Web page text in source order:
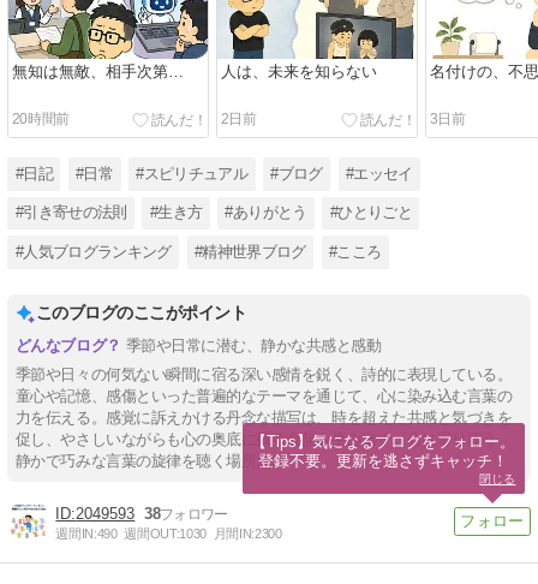
無知は無敵、相手次第…
20時間前
人は、未来を知らない
2日前
名付けの、不
3日前
#日記 #日常 #スピリチュアル #ブログ #エッセイ
#引き寄せの法則 #生き方 #ありがとう #ひとりごと
#人気ブログランキング #精神世界ブログ #こころ
このブログのここがポイント
季節や日常に潜む、静かな共感と感動
季節や日々の何気ない瞬間に宿る深い感情を鋭く、詩的に表現している。
童心や記憶、感傷といった普遍的なテーマを通じて、心に染み込む言葉の
力を伝える。感覚に訴えかける丹念な描写は、時を超えた共感と気づきを
促し、やさしいながらも心の奥底に残る余韻を生み出す。心に寄り添う、
静かで巧みな言葉の旋律を聴く場所だ。
2049593 38
週間IN:490 週間OUT:1030 月間IN:2300
【Tips】気になるブログをフォロー。
登録不要。更新を逃さずキャッチ！
閉じる